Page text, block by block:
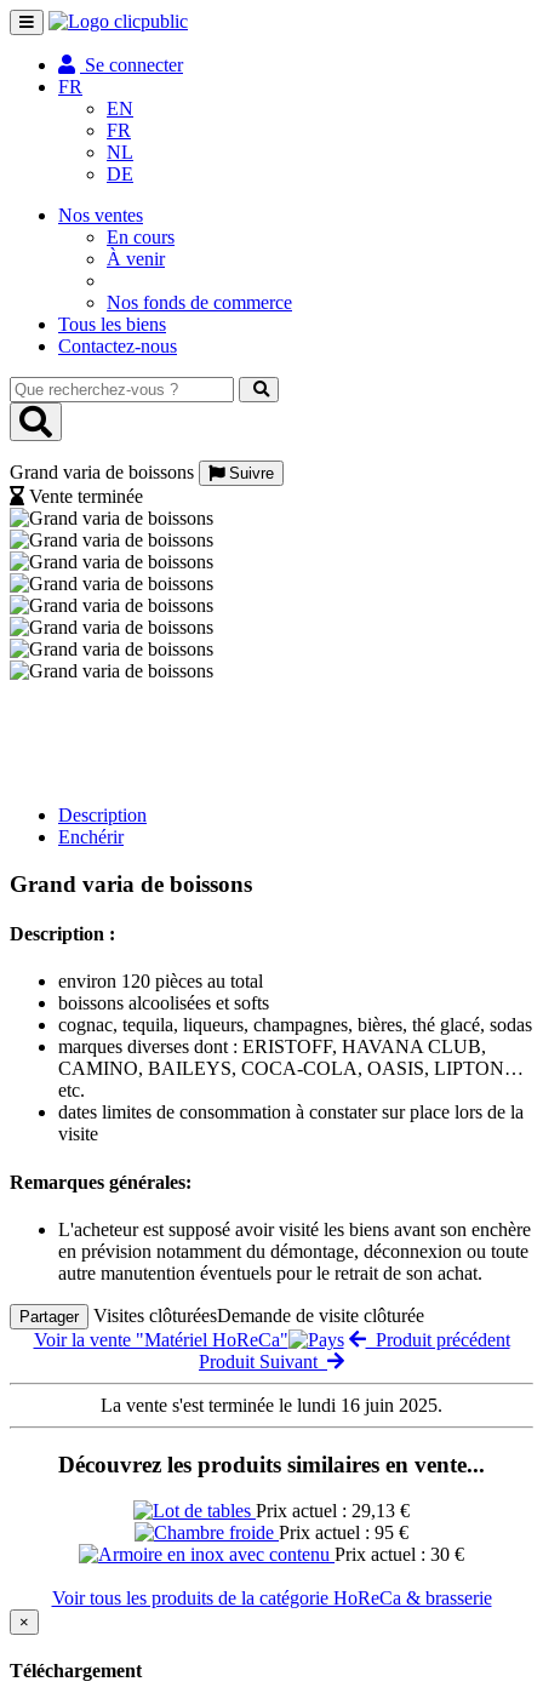
Toggle
navigation
Se connecter
FR
EN
FR
NL
DE
Nos ventes
En cours
À venir
Nos fonds de commerce
Tous les biens
Contactez-nous
Que
recherchez-
vous
Grand varia de boissons
Suivre
Vente terminée
Description
Enchérir
Grand varia de boissons
Description :
environ 120 pièces au total
boissons alcoolisées et softs
cognac, tequila, liqueurs, champagnes, bières, thé glacé, sodas
marques diverses dont : ERISTOFF, HAVANA CLUB,
CAMINO, BAILEYS, COCA-COLA, OASIS, LIPTON…
etc.
dates limites de consommation à constater sur place lors de la
visite
Remarques générales:
L'acheteur est supposé avoir visité les biens avant son enchère
en prévision notamment du démontage, déconnexion ou toute
autre manutention éventuels pour le retrait de son achat.
Partager Visites clôturéesDemande de visite clôturée
Voir la vente "Matériel HoReCa"
Produit précédent
Produit Suivant
La vente s'est terminée le lundi 16 juin 2025.
Découvrez les produits similaires en vente...
Prix actuel : 29,13 €
Prix actuel : 95 €
Prix actuel : 30 €
Voir tous les produits de la catégorie HoReCa & brasserie
×
Téléchargement